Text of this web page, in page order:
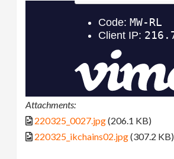
Attachments:
220325_0027.jpg(206.1 KB)
220325_ikchains02.jpg(307.2 KB)